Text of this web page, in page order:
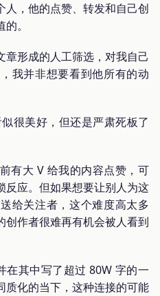
，他的点赞、转发和自己创
。
章形成的人工筛选，对我自己
我并非想要看到他所有的动
很美好，但还是严肃死板了
有大 V 给我的内容点赞，可
反应。但如果想要让别人为这
给关注者，这个难度高太多
创作者很难再有机会被人看到
在其中写了超过 80W 字的一
质化的当下，这种连接的可能